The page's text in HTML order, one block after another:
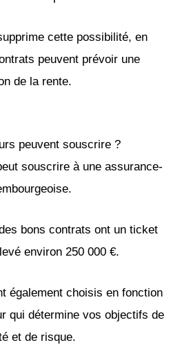
cette possibilité, en
peuvent prévoir une
de la rente.
peuvent souscrire ?
souscrire à une assurance-
bons contrats ont un ticket
environ 250 000 €.
également choisis en fonction
qui détermine vos objectifs de
et de risque.